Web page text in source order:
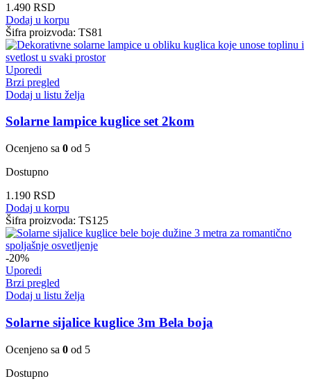
1.490 RSD
Dodaj u korpu
Šifra proizvoda: TS81
Uporedi
Brzi pregled
Dodaj u listu želja
Solarne lampice kuglice set 2kom
Ocenjeno sa 0 od 5
Dostupno
1.190 RSD
Dodaj u korpu
Šifra proizvoda: TS125
-20%
Uporedi
Brzi pregled
Dodaj u listu želja
Solarne sijalice kuglice 3m Bela boja
Ocenjeno sa 0 od 5
Dostupno